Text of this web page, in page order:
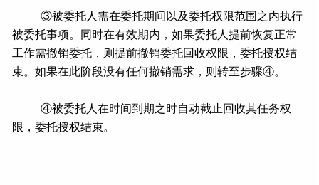
③被委托人需在委托期间以及委托权限范围之内执行
被委托事项。同时在有效期内，如果委托人提前恢复正常
工作需撤销委托，则提前撤销委托回收权限，委托授权结
束。如果在此阶段没有任何撤销需求，则转至步骤④。
④被委托人在时间到期之时自动截止回收其任务权
限，委托授权结束。